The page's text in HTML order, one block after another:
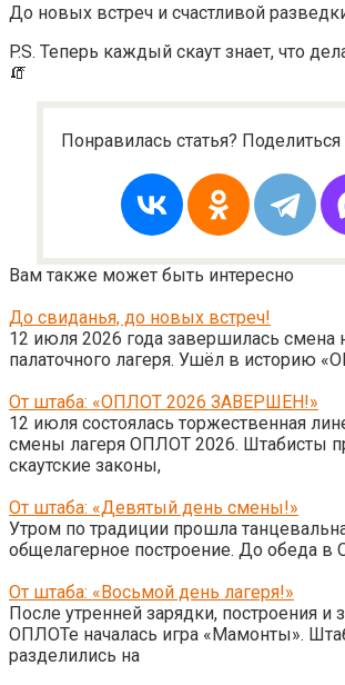
До новых встреч и счастливой
P.S. Теперь каждый скаут знает, что
🧯
Понравилась статья?
Вам также может быть интересно
До свиданья, до новых встреч!
12 июля 2026 года завершилась смена
палаточного лагеря. Ушёл в историю
От штаба: «ОПЛОТ 2026 ЗАВЕРШЕН!»
12 июля состоялась торжественная
смены лагеря ОПЛОТ 2026. Штабисты
скаутские законы,
От штаба: «Девятый день смены!»
Утром по традиции прошла
общелагерное построение. До обеда
От штаба: «Восьмой день лагеря!»
После утренней зарядки, построения и
ОПЛОТе началась игра «Мамонты».
разделились на